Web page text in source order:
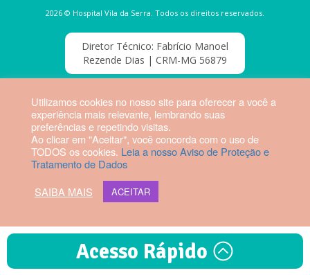
Utilizamos cookies no nosso site para oferecer a você a
experiência mais relevante, lembrando suas
preferências e repetindo visitas.
Ao clicar em "Aceitar", você concorda com o uso de
TODOS os cookies. Leia a nosso Aviso de Proteção e
Tratamento de Dados
SAIBA MAIS
ACEITAR
2026 © Hospital Vila da Serra. Todos os direitos reservados.
Diretor Técnico: Fabrício Manoel
Rezende Dias | CRM-MG 56879
Acesso Rápido